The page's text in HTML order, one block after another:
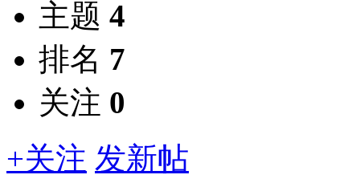
主题 4
排名 7
关注 0
+关注 发新帖